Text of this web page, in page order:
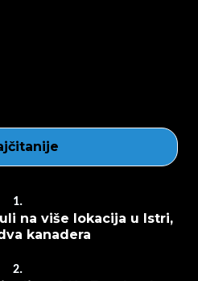
1.
na više lokacija u Istri,
kanadera
2.